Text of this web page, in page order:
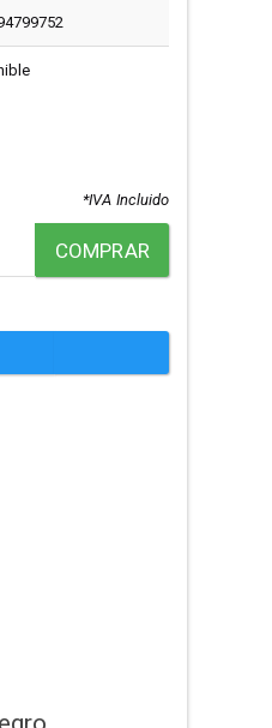
*IVA Incluido
COMPRAR